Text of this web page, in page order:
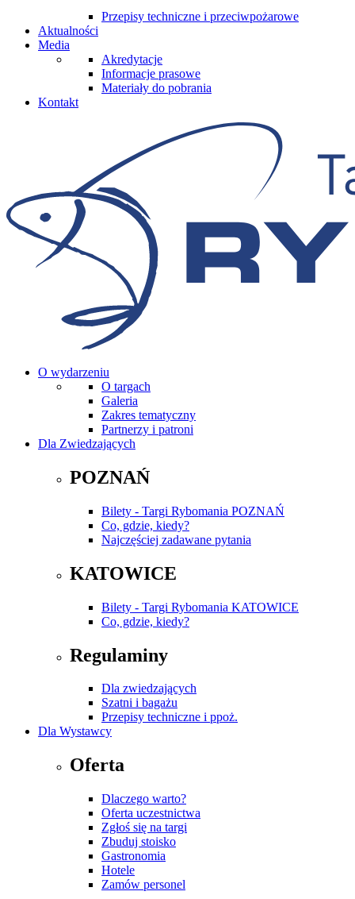
Przepisy techniczne i przeciwpożarowe
Aktualności
Media
Akredytacje
Informacje prasowe
Materiały do pobrania
Kontakt
O wydarzeniu
O targach
Galeria
Zakres tematyczny
Partnerzy i patroni
Dla Zwiedzających
POZNAŃ
Bilety - Targi Rybomania POZNAŃ
Co, gdzie, kiedy?
Najczęściej zadawane pytania
KATOWICE
Bilety - Targi Rybomania KATOWICE
Co, gdzie, kiedy?
Regulaminy
Dla zwiedzających
Szatni i bagażu
Przepisy techniczne i ppoż.
Dla Wystawcy
Oferta
Dlaczego warto?
Oferta uczestnictwa
Zgłoś się na targi
Zbuduj stoisko
Gastronomia
Hotele
Zamów personel